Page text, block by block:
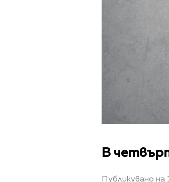
В
Публикувано на